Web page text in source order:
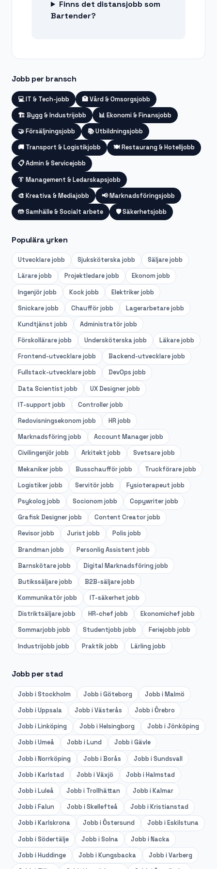
Finns det distansjobb som
Bartender?
Jobb per bransch
💻IT & Tech-jobb 🏥Vård & Omsorgsjobb
🏗️ Bygg & Industrijobb 📊Ekonomi & Finansjobb
🤝Försäljningsjobb 📚Utbildningsjobb
🚚 Transport & Logistikjobb 🍽️Restaurang & Hotelljobb
📋Admin & Servicejobb
👔 Management & Ledarskapsjobb
🎨 Kreativa & Mediajobb 📢Marknadsföringsjobb
🤲Samhälle & Socialt arbete 🛡️Säkerhetsjobb
Populära yrken
Utvecklarejobb Sjuksköterskajobb Säljarejobb
Lärarejobb Projektledarejobb Ekonom jobb
Ingenjörjobb Kockjobb Elektrikerjobb
Snickarejobb Chaufförjobb Lagerarbetarejobb
Kundtjänst jobb Administratörjobb
Förskollärarejobb Undersköterskajobb Läkarejobb
Frontend-utvecklarejobb Backend-utvecklarejobb
Fullstack-utvecklarejobb DevOps jobb
Data Scientist jobb UX Designerjobb
IT-support jobb Controllerjobb
Redovisningsekonom jobb HR jobb
Marknadsföring jobb Account Managerjobb
Civilingenjörjobb Arkitekt jobb Svetsarejobb
Mekanikerjobb Busschaufförjobb Truckförarejobb
Logistikerjobb Servitörjobb Fysioterapeut jobb
Psykolog jobb Socionom jobb Copywriterjobb
Grafisk Designerjobb Content Creatorjobb
Revisorjobb Jurist jobb Polis jobb
Brandman jobb Personlig Assistent jobb
Barnskötarejobb Digital Marknadsföring jobb
Butikssäljarejobb B2B-säljarejobb
Kommunikatörjobb IT-säkerhet jobb
Distriktsäljarejobb HR-chef jobb Ekonomichef jobb
Sommarjobb jobb Studentjobb jobb Feriejobb jobb
Industrijobb jobb Praktikjobb Lärling jobb
Jobb per stad
Jobb iStockholm Jobb iGöteborg Jobb iMalmö
Jobb iUppsala Jobb iVästerås Jobb iÖrebro
Jobb iLinköping Jobb iHelsingborg Jobb iJönköping
Jobb iUmeå Jobb iLund Jobb iGävle
Jobb iNorrköping Jobb iBorås Jobb iSundsvall
Jobb iKarlstad Jobb iVäxjö Jobb iHalmstad
Jobb iLuleå Jobb i Trollhättan Jobb iKalmar
Jobb iFalun Jobb iSkellefteå Jobb iKristianstad
Jobb iKarlskrona Jobb iÖstersund Jobb iEskilstuna
Jobb iSödertälje Jobb iSolna Jobb iNacka
Jobb iHuddinge Jobb iKungsbacka Jobb iVarberg